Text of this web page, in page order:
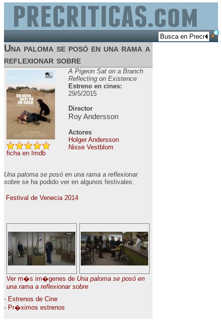
Una paloma se posó en una rama a
reflexionar sobre
A Pigeon Sat on a Branch
Reflecting on Existence
Estreno en cines:
29/5/2015
Director
Roy Andersson
Actores
Holger Andersson
Nisse Vestblom
ficha en Imdb
Una paloma se posó en una rama a reflexionar
sobre se ha podido ver en algunos festivales:
Festival de Venecia 2014
Ver m�s im�genes de Una paloma se posó en
una rama a reflexionar sobre
- Estrenos de Cine
- Pr�ximos estrenos